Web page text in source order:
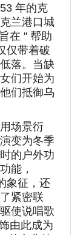
年的克
兰港口城
在 " 帮助
仅带着破
落。当缺
们开始为
们抵御乌
场景衍
变为冬季
的户外功
能，
象征，还
紧密联
使说唱歌
由此成为